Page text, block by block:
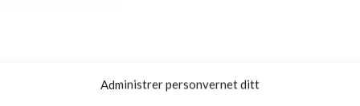
Administrer personvernet ditt